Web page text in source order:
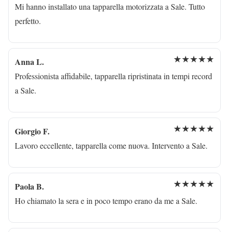
Mi hanno installato una tapparella motorizzata a Sale. Tutto
perfetto.
Anna L. ★★★★★
Professionista affidabile, tapparella ripristinata in tempi record
a Sale.
Giorgio F. ★★★★★
Lavoro eccellente, tapparella come nuova. Intervento a Sale.
Paola B. ★★★★★
Ho chiamato la sera e in poco tempo erano da me a Sale.